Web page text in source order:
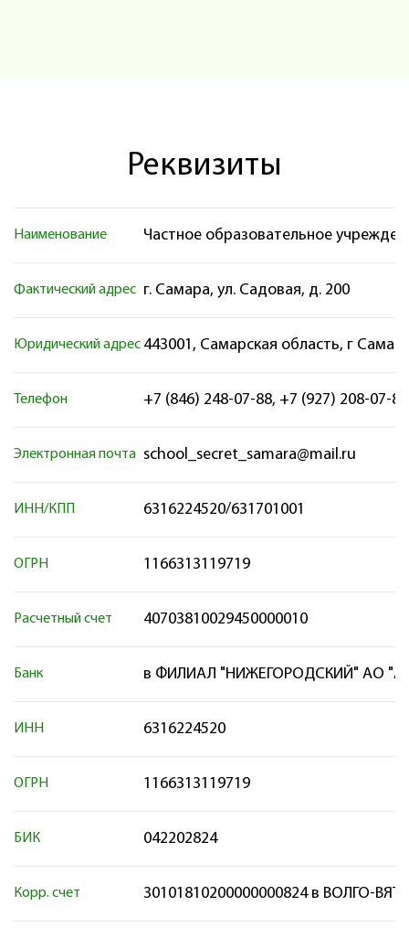
Реквизиты
Наименование Частное образовательное
Фактический адрес г. Самара, ул. Cадовая, д. 200
Юридический адрес 443001, Самарская область, г
Телефон +7 (846) 248-07-88, +7 (927) 208-07-88
Электронная почта school_secret_samara@mail.ru
ИНН/КПП 6316224520/631701001
ОГРН 1166313119719
Расчетный счет 40703810029450000010
Банк в ФИЛИАЛ "НИЖЕГОРОДСКИЙ" АО
ИНН 6316224520
ОГРН 1166313119719
БИК 042202824
Корр. счет 30101810200000000824 в ВОЛГО-